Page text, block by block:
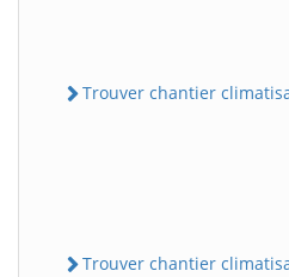
Trouver chantier
Trouver chantier